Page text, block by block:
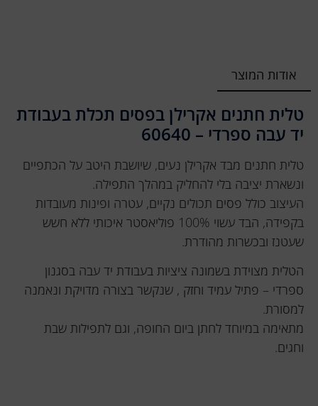
אודות המוצר
טלית חתנים אקרילן בפסים תכלת בעבודת
יד עבה ספרדי – 60640
טלית חתנים מבד אקרילן נעים, שיושבת היטב על הכתפיים
ונשארת יציבה בלי להחליק במהלך התפילה.
העיצוב כולל פסים תכולים נקיים, עטרה ופינות מעובדות
בקפידה, הבד עשוי 100% פוליאסטר איכותי ללא חשש
שעטנז ובכשרות מהודרת.
הטלית מצוידת בשמונה ציציות בעבודת יד עבה בסגנון
ספרדי – פתיל עמיד וחזק , שנקשר בצורה מדויקת ונאמנה
למסורת.
מתאימה במיוחד לחתן ביום החופה, וגם לתפילות שבת
וחגים.